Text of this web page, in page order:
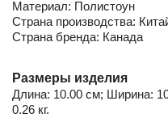
Материал: Полистоун
Страна производства:
Страна бренда: Канада
Размеры изделия
Длина: 10.00 см; Ширина:
0.26 кг.